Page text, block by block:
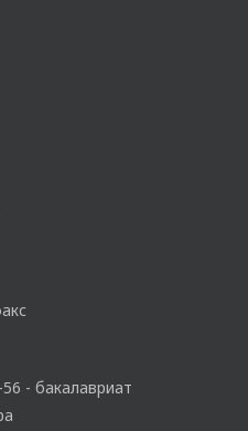
- бакалавриат